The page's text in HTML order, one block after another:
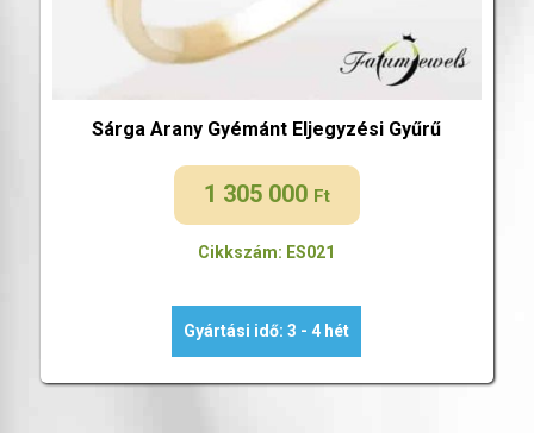
Sárga Arany Gyémánt Eljegyzési Gyűrű
1 305 000 Ft
Cikkszám: ES021
Gyártási idő: 3 - 4 hét